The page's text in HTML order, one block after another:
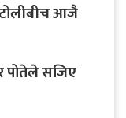
टोलीबीच आजै
पोतेले सजिए